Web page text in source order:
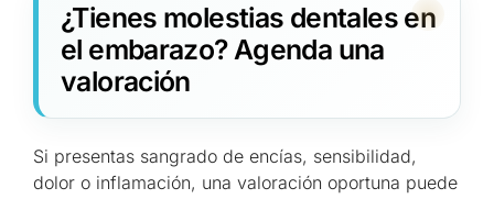
¿Tienes molestias dentales en
el embarazo? Agenda una
valoración
Si presentas sangrado de encías, sensibilidad,
dolor o inflamación, una valoración oportuna puede